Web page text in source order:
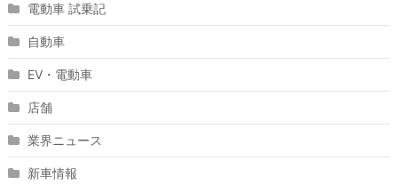
電動車 試乗記
自動車
EV・電動車
店舗
業界ニュース
新車情報